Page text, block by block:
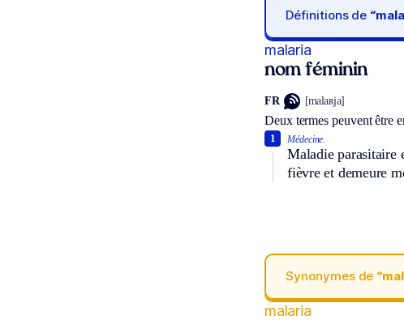
Définitions de
malaria
nom féminin
FR [malaʀja]
Deux termes peuvent être
Médecine.
Maladie parasitaire
fièvre et demeure
1
Synonymes de
malaria